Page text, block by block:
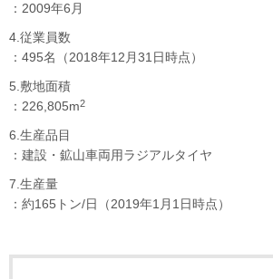
：2009年6月
4.従業員数
：495名（2018年12月31日時点）
5.敷地面積
：226,805m2
6.生産品目
：建設・鉱山車両用ラジアルタイヤ
7.生産量
：約165トン/日（2019年1月1日時点）